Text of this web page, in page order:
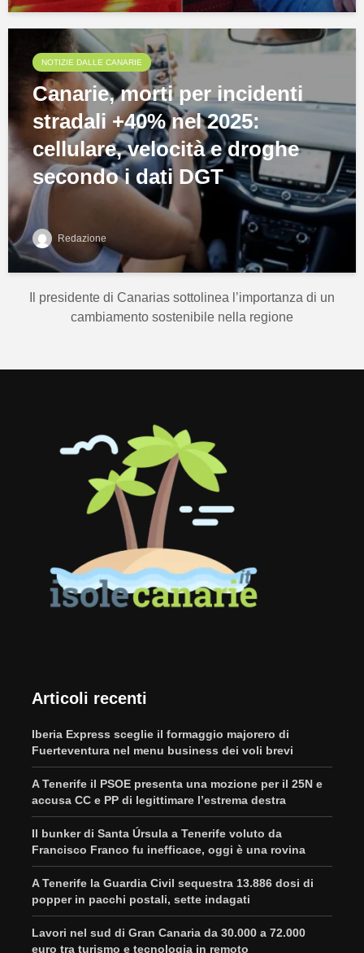
NOTIZIE DALLE CANARIE
Canarie, morti per incidenti
stradali +40% nel 2025:
cellulare, velocità e droghe
secondo i dati DGT
Redazione
Il presidente di Canarias sottolinea l’importanza di un
cambiamento sostenibile nella regione
Articoli recenti
Iberia Express sceglie il formaggio majorero di
Fuerteventura nel menu business dei voli brevi
A Tenerife il PSOE presenta una mozione per il 25N e
accusa CC e PP di legittimare l’estrema destra
Il bunker di Santa Úrsula a Tenerife voluto da
Francisco Franco fu inefficace, oggi è una rovina
A Tenerife la Guardia Civil sequestra 13.886 dosi di
popper in pacchi postali, sette indagati
Lavori nel sud di Gran Canaria da 30.000 a 72.000
euro tra turismo e tecnologia in remoto